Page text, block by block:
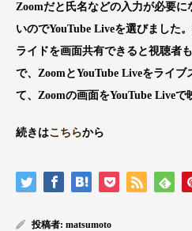
Zoomだと氏名などの入力が必要
いのでYouTube Liveを選びました
ライドを画面共有できると視聴者
で、ZoomとYouTube Liveをライ
て、Zoomの画面をYouTube Live
続きはこちらから
投稿者: matsumoto